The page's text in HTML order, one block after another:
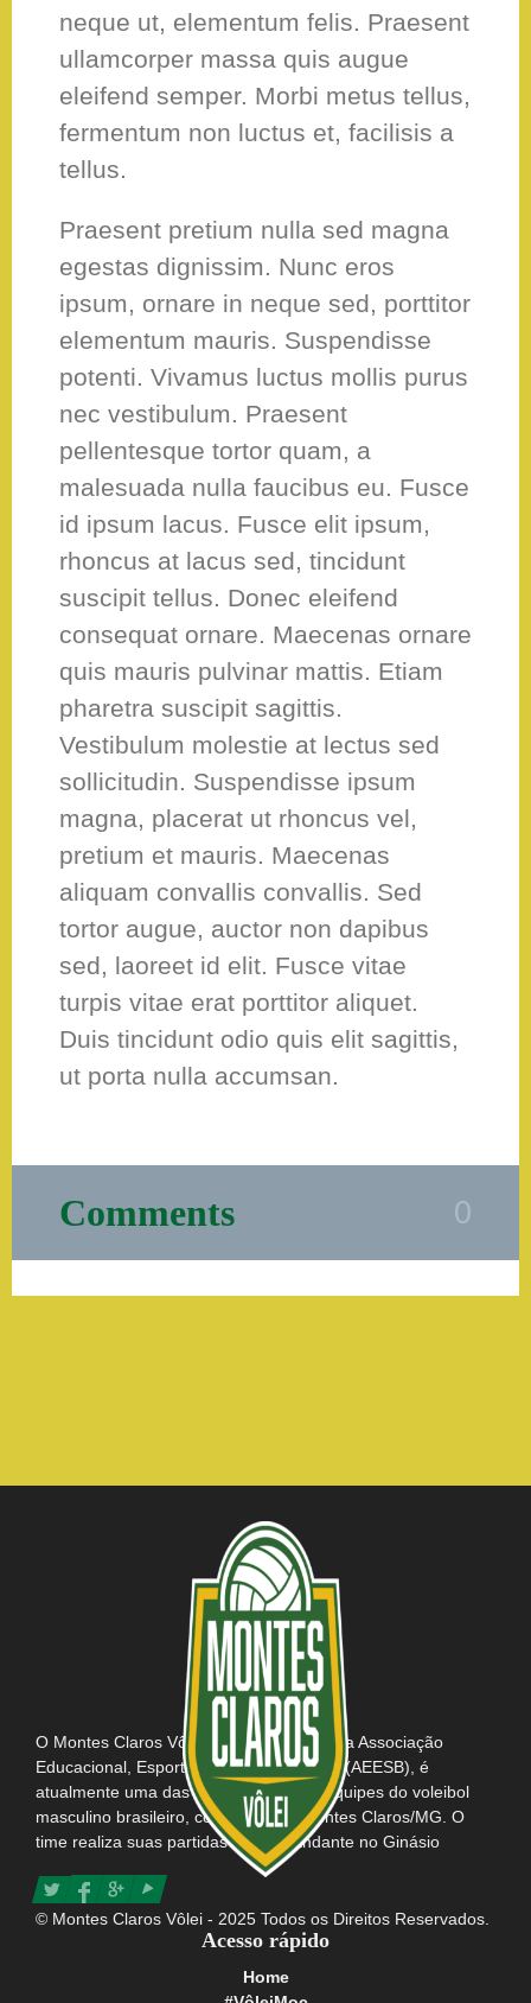
neque ut, elementum felis. Praesent
ullamcorper massa quis augue
eleifend semper. Morbi metus tellus,
fermentum non luctus et, facilisis a
tellus.
Praesent pretium nulla sed magna
egestas dignissim. Nunc eros
ipsum, ornare in neque sed, porttitor
elementum mauris. Suspendisse
potenti. Vivamus luctus mollis purus
nec vestibulum. Praesent
pellentesque tortor quam, a
malesuada nulla faucibus eu. Fusce
id ipsum lacus. Fusce elit ipsum,
rhoncus at lacus sed, tincidunt
suscipit tellus. Donec eleifend
consequat ornare. Maecenas ornare
quis mauris pulvinar mattis. Etiam
pharetra suscipit sagittis.
Vestibulum molestie at lectus sed
sollicitudin. Suspendisse ipsum
magna, placerat ut rhoncus vel,
pretium et mauris. Maecenas
aliquam convallis convallis. Sed
tortor augue, auctor non dapibus
sed, laoreet id elit. Fusce vitae
turpis vitae erat porttitor aliquet.
Duis tincidunt odio quis elit sagittis,
ut porta nulla accumsan.
Comments 0
O Montes Claros Vôlei, em parceria com a Associação
Educacional, Esportiva e Social do Brasil (AEESB), é
atualmente uma das mais tradicionais equipes do voleibol
masculino brasileiro, com sede em Montes Claros/MG. O
time realiza suas partidas como mandante no Ginásio
Poliesportivo Tancredo Neves e possui consigo o título da
maior e mais apaixonada torcida do Brasil.
© Montes Claros Vôlei - 2025 Todos os Direitos Reservados.
Acesso rápido
Home